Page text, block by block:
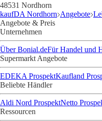
48531 Nordhorn
kaufDA Nordhorn Angebote
Angebote & Preis
Unternehmen
Über Bonial.deFür Handel und
Supermarkt Angebote
EDEKA ProspektKaufland
Beliebte Händler
Aldi Nord ProspektNetto
Ressourcen